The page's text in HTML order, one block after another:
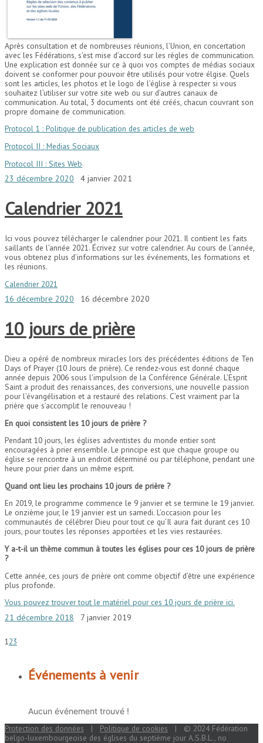
Après consultation et de nombreuses réunions, l’Union, en concertation
avec les Fédérations, s’est mise d’accord sur les règles de communication.
Une explication est donnée sur ce à quoi vos comptes de médias sociaux
doivent se conformer pour pouvoir être utilisés pour votre élgise. Quels
sont les articles, les photos et le logo de l’église à respecter si vous
souhaitez l’utiliser sur votre site web ou sur d’autres canaux de
communication. Au total, 3 documents ont été créés, chacun couvrant son
propre domaine de communication.
Protocol 1 : Politique de publication des articles de web
Protocol II : Medias Sociaux
Protocol III : Sites Web
23 décembre 2020
4 janvier 2021
Calendrier 2021
Ici vous pouvez télécharger le calendrier pour 2021. Il contient les faits
saillants de l’année 2021. Écrivez sur votre calendrier. Au cours de l’année,
vous obtenez plus d’informations sur les événements, les formations et
les réunions.
Calendrier 2021
16 décembre 2020
16 décembre 2020
10 jours de prière
Dieu a opéré de nombreux miracles lors des précédentes éditions de Ten
Days of Prayer (10 Jours de prière). Ce rendez-vous est donné chaque
année depuis 2006 sous l’impulsion de la Conférence Générale. L’Esprit
Saint a produit des renaissances, des conversions, une nouvelle passion
pour l’évangélisation et a restauré des relations. C’est vraiment par la
prière que s’accomplit le renouveau !
En quoi consistent les 10 jours de prière ?
Pendant 10 jours, les églises adventistes du monde entier sont
encouragées à prier ensemble. Le principe est que chaque groupe ou
église se rencontre à un endroit déterminé ou par téléphone, pendant une
heure pour prier dans un même esprit.
Quand ont lieu les prochains 10 jours de prière ?
En 2019, le programme commence le 9 janvier et se termine le 19 janvier.
Le onzième jour, le 19 janvier est un samedi. L’occasion pour les
communautés de célébrer Dieu pour tout ce qu’Il aura fait durant ces 10
jours, pour toutes les réponses apportées et les vies restaurées.
Y a-t-il un thème commun à toutes les églises pour ces 10 jours de prière
?
Cette année, ces jours de prière ont comme objectif d’être une expérience
plus profonde.
Vous pouvez trouver tout le matériel pour ces 10 jours de prière ici.
21 décembre 2018
7 janvier 2019
123
Événements à venir
Aucun événement trouvé !
Protection des données | Politique de cookies | © 2024 Fédération
belgo-luxembourgeoise des églises du septième jour A.S.B.L., no